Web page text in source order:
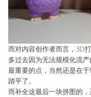
而对内容创作者而言，3D
多过去因为无法规模化流
最重要的点，当然还是在
踏平了。
而补全这最后一块拼图的，